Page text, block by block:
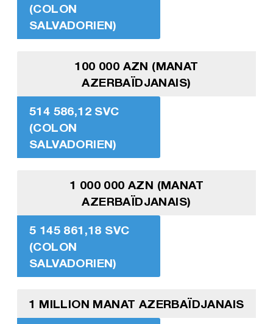
(COLON
SALVADORIEN)
100 000 AZN (MANAT
AZERBAÏDJANAIS)
514 586,12 SVC
(COLON
SALVADORIEN)
1 000 000 AZN (MANAT
AZERBAÏDJANAIS)
5 145 861,18 SVC
(COLON
SALVADORIEN)
1 MILLION MANAT AZERBAÏDJANAIS